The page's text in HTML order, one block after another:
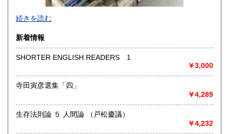
-
沿線名：-
最寄駅：-
営業時間：-
定休日：-
書籍の買取について
取り扱い分野
続きを読む
新着情報
SHORTER ENGLISH READERS 1
￥3,000
寺田寅彦選集「四」
￥4,289
生存法則論 ５ 人間論 （戸松慶議）
￥4,232